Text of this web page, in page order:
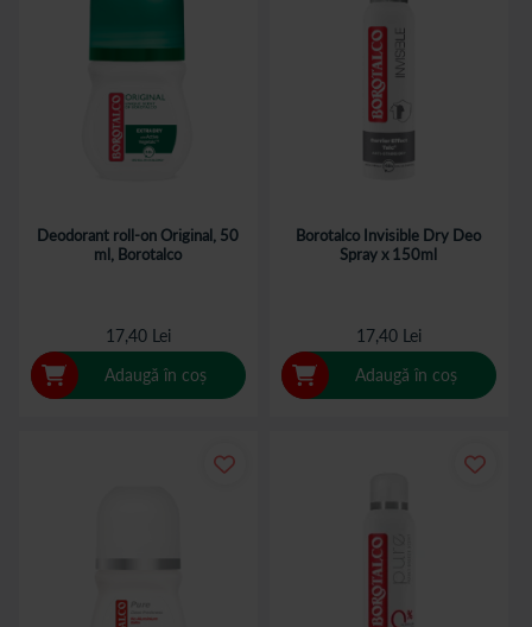
Deodorant roll-on Original, 50
ml, Borotalco
17,40 Lei
Adaugă în coș
Borotalco Invisible Dry Deo
Spray x 150ml
17,40 Lei
Adaugă în coș